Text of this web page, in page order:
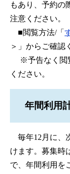
もあり、予約の
注意ください。
■閲覧方法/「
＞ 」からご確認
※予告なく閲
ください。
年間利用
毎年12月に、
けます。募集時
で、年間利用を